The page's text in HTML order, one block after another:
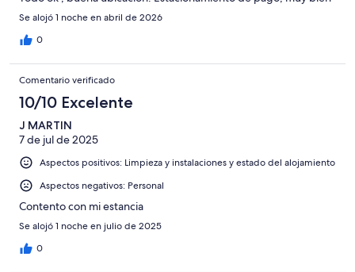
Se alojó 1 noche en abril de 2026
0
Comentario verificado
10/10 Excelente
J MARTIN
7 de jul de 2025
Aspectos positivos: Limpieza y instalaciones y estado del alojamiento
Aspectos negativos: Personal
Contento con mi estancia
Se alojó 1 noche en julio de 2025
0